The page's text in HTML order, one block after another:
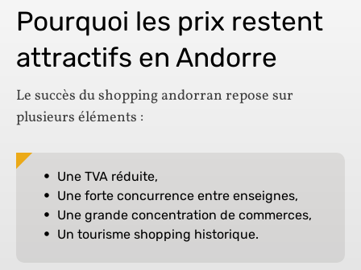
Pourquoi les prix restent
attractifs en Andorre
Le succès du shopping andorran repose sur
plusieurs éléments :
Une TVA réduite,
Une forte concurrence entre enseignes,
Une grande concentration de commerces,
Un tourisme shopping historique.